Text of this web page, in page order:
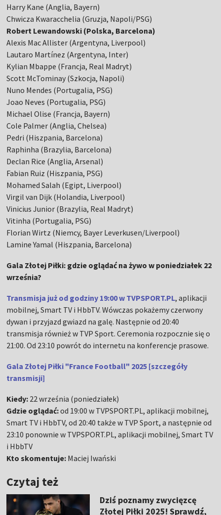
Harry Kane (Anglia, Bayern)
Chwicza Kwaracchelia (Gruzja, Napoli/PSG)
Robert Lewandowski (Polska, Barcelona)
Alexis Mac Allister (Argentyna, Liverpool)
Lautaro Martínez (Argentyna, Inter)
Kylian Mbappe (Francja, Real Madryt)
Scott McTominay (Szkocja, Napoli)
Nuno Mendes (Portugalia, PSG)
Joao Neves (Portugalia, PSG)
Michael Olise (Francja, Bayern)
Cole Palmer (Anglia, Chelsea)
Pedri (Hiszpania, Barcelona)
Raphinha (Brazylia, Barcelona)
Declan Rice (Anglia, Arsenal)
Fabian Ruiz (Hiszpania, PSG)
Mohamed Salah (Egipt, Liverpool)
Virgil van Dijk (Holandia, Liverpool)
Vinicius Junior (Brazylia, Real Madryt)
Vitinha (Portugalia, PSG)
Florian Wirtz (Niemcy, Bayer Leverkusen/Liverpool)
Lamine Yamal (Hiszpania, Barcelona)
Gala Złotej Piłki: gdzie oglądać na żywo w poniedziałek 22
września?
Transmisja już od godziny 19:00 w TVPSPORT.PL, aplikacji
mobilnej, Smart TV i HbbTV. Wówczas pokażemy czerwony
dywan i przyjazd gwiazd na galę. Następnie od 20:40
transmisja również w TVP Sport. Ceremonia rozpocznie się o
21:00. Od 23:10 powrót do internetu na konferencje prasowe.
Gala Złotej Piłki "France Football" 2025 [szczegóły
transmisji]
Kiedy: 22 września (poniedziałek)
Gdzie oglądać:od 19:00 w TVPSPORT.PL, aplikacji mobilnej,
Smart TV i HbbTV, od 20:40 także w TVP Sport, a następnie od
23:10 ponownie w TVPSPORT.PL, aplikacji mobilnej, Smart TV
i HbbTV
Kto skomentuje: Maciej Iwański
Czytaj też
Dziś poznamy zwycięzcę
Złotej Piłki 2025! Sprawdź,